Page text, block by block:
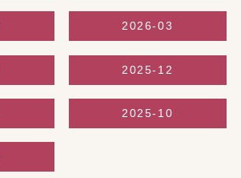
2026-03
2025-12
2025-10